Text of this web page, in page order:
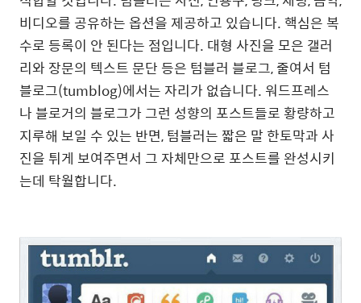
비디오를 공유하는 옵션을 제공하고 있습니다. 핵심은 복
수로 등록이 안 된다는 점입니다. 대형 사진을 모은 갤러
리와 장문의 텍스트 문단 등은 텀블러 블로그, 줄여서 텀
블로그(tumblog)에서는 자리가 없습니다. 워드프레스
나 블로거의 블로그가 그런 성향의 포스트들로 황량하고
지루해 보일 수 있는 반면, 텀블러는 짧은 말 한토막과 사
진을 튀게 보여주면서 그 자체만으로 포스트를 완성시키
는데 탁월합니다.